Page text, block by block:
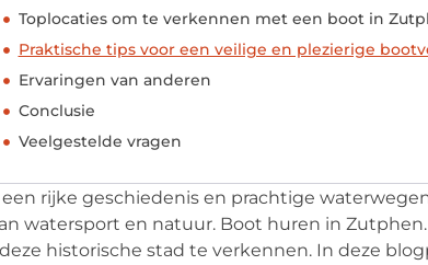
Toplocaties om te verkennen met een boot in
Praktische tips voor een veilige en plezierige
Ervaringen van anderen
Conclusie
Veelgestelde vragen
rijke geschiedenis en prachtige
watersport en natuur. Boot huren in Zutphen.
historische stad te verkennen. In deze